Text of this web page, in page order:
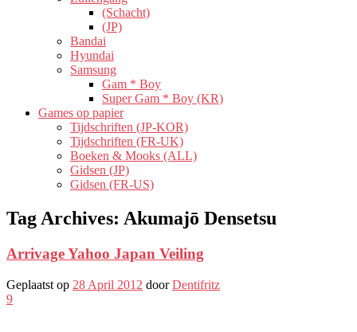
(Schacht)
(JP)
Bandai
Hyundai
Samsung
Gam * Boy
Super Gam * Boy (KR)
Games op papier
Tijdschriften (JP-KOR)
Tijdschriften (FR-UK)
Boeken & Mooks (ALL)
Gidsen (JP)
Gidsen (FR-US)
Tag Archives: Akumajō Densetsu
Arrivage Yahoo Japan Veiling
Geplaatst op 28 April 2012 doorDentifritz
9